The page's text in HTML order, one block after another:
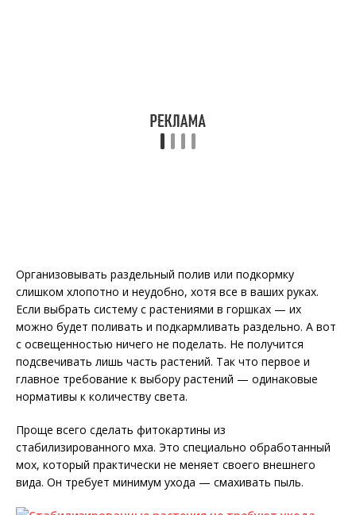
Организовывать раздельный полив или подкормку
слишком хлопотно и неудобно, хотя все в ваших руках.
Если выбрать систему с растениями в горшках — их
можно будет поливать и подкармливать раздельно. А вот
с освещенностью ничего не поделать. Не получится
подсвечивать лишь часть растений. Так что первое и
главное требование к выбору растений — одинаковые
нормативы к количеству света.
Проще всего сделать фитокартины из
стабилизированного мха. Это специально обработанный
мох, который практически не меняет своего внешнего
вида. Он требует минимум ухода — смахивать пыль.